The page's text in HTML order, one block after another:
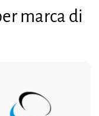
marca di